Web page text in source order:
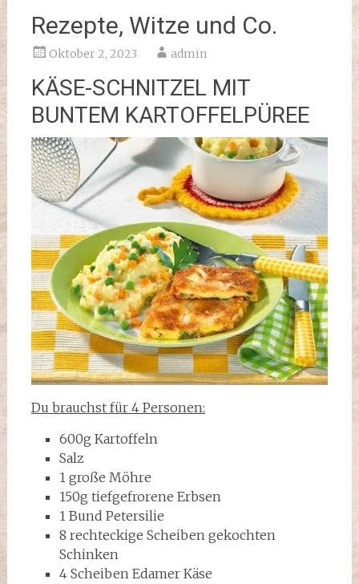
Rezepte, Witze und Co.
Oktober 2, 2023 admin
KÄSE-SCHNITZEL MIT
BUNTEM KARTOFFELPÜREE
Du brauchst für 4 Personen:
600g Kartoffeln
Salz
1 große Möhre
150g tiefgefrorene Erbsen
1 Bund Petersilie
8 rechteckige Scheiben gekochten
Schinken
4 Scheiben Edamer Käse